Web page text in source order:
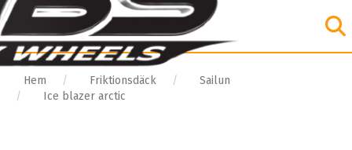
Hem Friktionsdäck
Sailun
Ice blazer arctic